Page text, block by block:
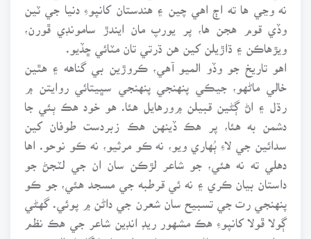
نه وڃي ها ته اڄ اهي چين ۽ هندستان کانپوءِ دنيا جي ٽين
وڏي قوم هجن ها، پر يورپ مان ايندڙ سامونڊي ڦورن،
ويڙهاڪن ۽ ڌاڙيلن کين هن ڌرتي تان مٽائي ڇڏيو.
اهو تاريخ جو وڏو الميو آهي، ڪروڙين بي گناهه ۽ هٿين
خالي ماڻهو، جيڪي پنهنجي پنهنجي سڀيتائي روايتن ۾
رڌل ۽ اڻ ڳڻين قبيلن ۾ورهايل هئا. هو خود هڪ ٻئي جا
دشمن به هئا، پر هڪ ڏينهن هڪ زبردست طوفان کين
سدائين جي لاءِ ٻُهاري ويو، نه ڪو مرثيو، نه ڪو نوحو. اها
دهلي ته نه هئي، جو شاعر لڙڪن سان ان جي لٽجڻ جو
داستان بيان ڪري ۽ نه ئي قرطبه جي مسجد هئي، جو ڪو
پنهنجي رت جي تسبيح سان شعرن جي داڻن ۾ پوئي. گهڻي
ڳولا ڦولا کانپوءِ هڪ مشهور ريڊ انڊين شاعر جي هڪ نظم
۾ انهن معصوم ماڻهن جي قتل ۾ ان سان لاڳاپيل الميي جو